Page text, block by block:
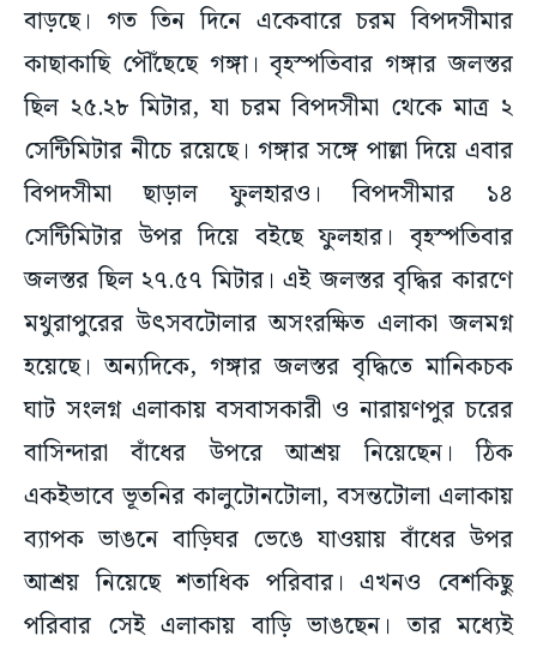
বাড়ছে। গত তিন দিনে একেবারে চরম বিপদসীমার
কাছাকাছি পৌঁছেছে গঙ্গা। বৃহস্পতিবার গঙ্গার জলস্তর
ছিল ২৫.২৮ মিটার, যা চরম বিপদসীমা থেকে মাত্র ২
সেন্টিমিটার নীচে রয়েছে। গঙ্গার সঙ্গে পাল্লা দিয়ে এবার
বিপদসীমা ছাড়াল ফুলহারও। বিপদসীমার ১৪
সেন্টিমিটার উপর দিয়ে বইছে ফুলহার। বৃহস্পতিবার
জলস্তর ছিল ২৭.৫৭ মিটার। এই জলস্তর বৃদ্ধির কারণে
মথুরাপুরের উৎসবটোলার অসংরক্ষিত এলাকা জলমগ্ন
হয়েছে। অন্যদিকে, গঙ্গার জলস্তর বৃদ্ধিতে মানিকচক
ঘাট সংলগ্ন এলাকায় বসবাসকারী ও নারায়ণপুর চরের
বাসিন্দারা বাঁধের উপরে আশ্রয় নিয়েছেন। ঠিক
একইভাবে ভূতনির কালুটোনটোলা, বসন্তটোলা এলাকায়
ব্যাপক ভাঙনে বাড়িঘর ভেঙে যাওয়ায় বাঁধের উপর
আশ্রয় নিয়েছে শতাধিক পরিবার। এখনও বেশকিছু
পরিবার সেই এলাকায় বাড়ি ভাঙছেন। তার মধ্যেই